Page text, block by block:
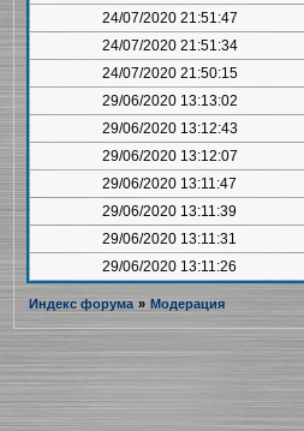
24/07/2020 21:51:47
24/07/2020 21:51:34
24/07/2020 21:50:15
29/06/2020 13:13:02
29/06/2020 13:12:43
29/06/2020 13:12:07
29/06/2020 13:11:47
29/06/2020 13:11:39
29/06/2020 13:11:31
29/06/2020 13:11:26
Индекс форума » Модерация